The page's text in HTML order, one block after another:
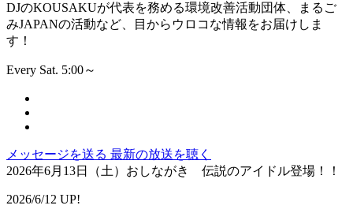
DJのKOUSAKUが代表を務める環境改善活動団体、まるご
みJAPANの活動など、目からウロコな情報をお届けしま
す！
Every Sat. 5:00～
メッセージを送る 最新の放送を聴く
2026年6月13日（土）おしながき 伝説のアイドル登場！！
2026/6/12 UP!